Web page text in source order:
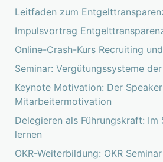
Leitfaden zum
Impulsvortrag
Online-Crash-Kurs Recruiting
Seminar: Vergütungssysteme
Keynote Motivation: Der
Mitarbeitermotivation
Delegieren als Führungskraft: Im
lernen
OKR-Weiterbildung: OKR